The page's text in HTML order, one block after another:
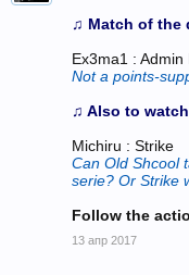
♫ Match of the
Ex3ma1 : Admin
Not a points-
♫ Also to watch
Michiru : Strike
Can Old Shcool
serie? Or Strike
Follow the
13 апр 2017